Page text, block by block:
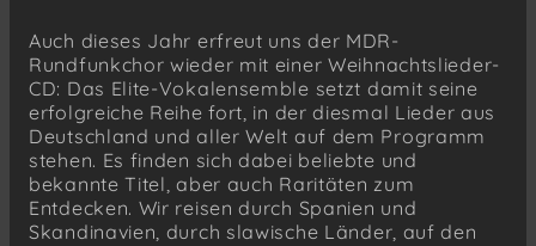
Erhard Mauersberger (1903–1982)
Weihnacht (1974)
aus Ostpolen
Do szopy hej, pasterze (Anfang 20. Jhd.)
Alice Tegnér (1864–1943)
Gläns över sjö och strand (1893)
vermutl. Dirk Janszoon Sweelinck (1591–1652)
Auch dieses Jahr erfreut uns der MDR-
Rundfunkchor wieder mit einer Weihnachtslieder-
CD: Das Elite-Vokalensemble setzt damit seine
erfolgreiche Reihe fort, in der diesmal Lieder aus
Deutschland und aller Welt auf dem Programm
stehen. Es finden sich dabei beliebte und
bekannte Titel, aber auch Raritäten zum
Entdecken. Wir reisen durch Spanien und
Skandinavien, durch slawische Länder, auf den